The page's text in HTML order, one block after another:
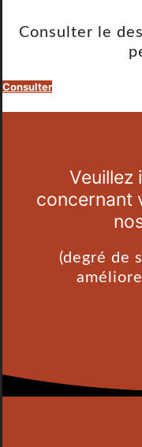
Consulter le
Consulter
Veuillez
concernant
(degré de